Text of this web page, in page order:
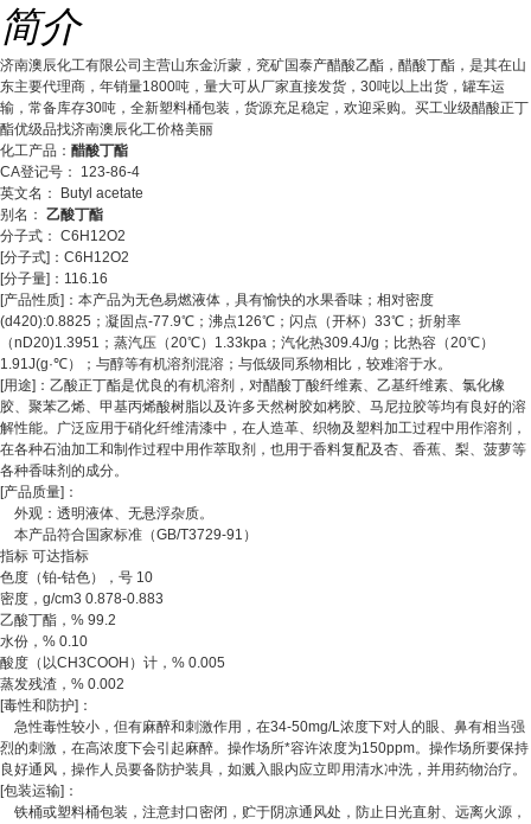
简介
济南澳辰化工有限公司主营山东金沂蒙，兖矿国泰产醋酸乙酯，醋酸丁酯，是其在山
东主要代理商，年销量1800吨，量大可从厂家直接发货，30吨以上出货，罐车运
输，常备库存30吨，全新塑料桶包装，货源充足稳定，欢迎采购。买工业级醋酸正丁
酯优级品找济南澳辰化工价格美丽
化工产品： 醋酸丁酯
CA登记号： 123-86-4
英文名： Butyl acetate
别名： 乙酸丁酯
分子式： C6H12O2
[分子式]：C6H12O2
[分子量]：116.16
[产品性质]：本产品为无色易燃液体，具有愉快的水果香味；相对密度
(d420):0.8825；凝固点-77.9℃；沸点126℃；闪点（开杯）33℃；折射率
（nD20)1.3951；蒸汽压（20℃）1.33kpa；汽化热309.4J/g；比热容（20℃）
1.91J(g·℃）；与醇等有机溶剂混溶；与低级同系物相比，较难溶于水。
[用途]：乙酸正丁酯是优良的有机溶剂，对醋酸丁酸纤维素、乙基纤维素、氯化橡
胶、聚苯乙烯、甲基丙烯酸树脂以及许多天然树胶如栲胶、马尼拉胶等均有良好的溶
解性能。广泛应用于硝化纤维清漆中，在人造革、织物及塑料加工过程中用作溶剂，
在各种石油加工和制作过程中用作萃取剂，也用于香料复配及杏、香蕉、梨、菠萝等
各种香味剂的成分。
[产品质量]：
外观：透明液体、无悬浮杂质。
本产品符合国家标准（GB/T3729-91）
指标 可达指标
色度（铂-钴色），号 10
密度，g/cm3 0.878-0.883
乙酸丁酯，% 99.2
水份，% 0.10
酸度（以CH3COOH）计，% 0.005
蒸发残渣，% 0.002
[毒性和防护]：
急性毒性较小，但有麻醉和刺激作用，在34-50mg/L浓度下对人的眼、鼻有相当强
烈的刺激，在高浓度下会引起麻醉。操作场所*容许浓度为150ppm。操作场所要保持
良好通风，操作人员要备防护装具，如溅入眼内应立即用清水冲洗，并用药物治疗。
[包装运输]：
铁桶或塑料桶包装，注意封口密闭，贮于阴凉通风处，防止日光直射、远离火源，